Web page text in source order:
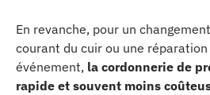
En revanche, pour un
courant du cuir ou une
événement, la cordonnerie de
rapide et souvent moins